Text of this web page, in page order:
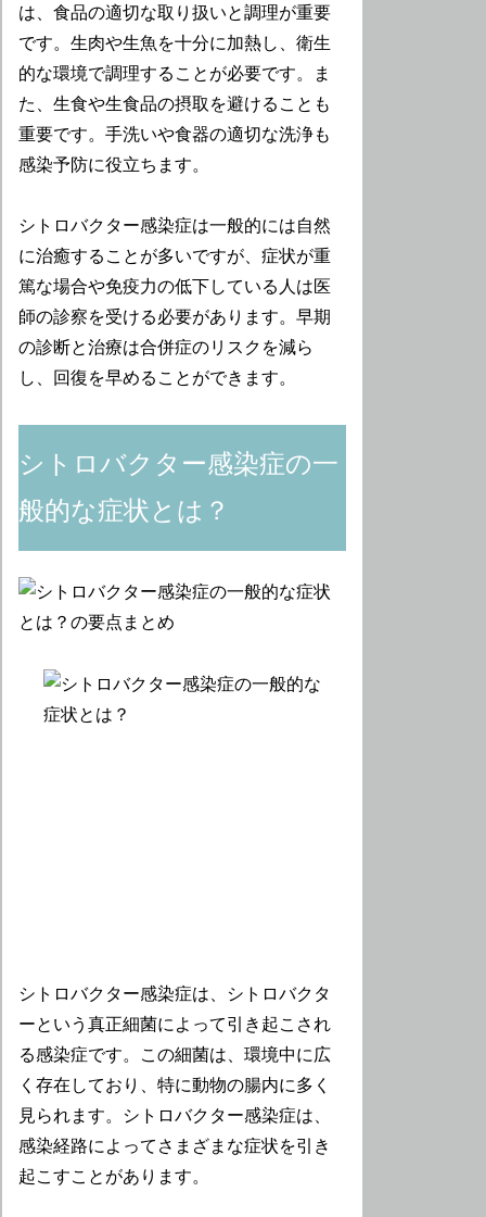
は、食品の適切な取り扱いと調理が重要
です。生肉や生魚を十分に加熱し、衛生
的な環境で調理することが必要です。ま
た、生食や生食品の摂取を避けることも
重要です。手洗いや食器の適切な洗浄も
感染予防に役立ちます。
シトロバクター感染症は一般的には自然
に治癒することが多いですが、症状が重
篤な場合や免疫力の低下している人は医
師の診察を受ける必要があります。早期
の診断と治療は合併症のリスクを減ら
し、回復を早めることができます。
シトロバクター感染症の一
般的な症状とは？
シトロバクター感染症は、シトロバクタ
ーという真正細菌によって引き起こされ
る感染症です。この細菌は、環境中に広
く存在しており、特に動物の腸内に多く
見られます。シトロバクター感染症は、
感染経路によってさまざまな症状を引き
起こすことがあります。